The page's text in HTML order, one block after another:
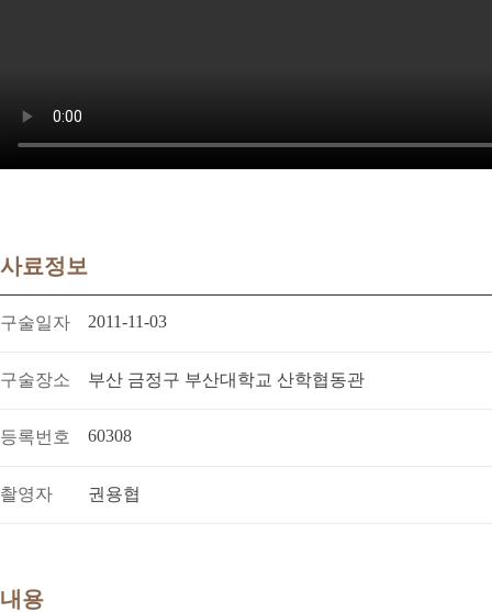
사료정보
구술일자 2011-11-03
구술장소 부산 금정구 부산대학교 산학협동관
등록번호 60308
촬영자 권용협
내용